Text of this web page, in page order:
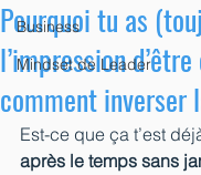
Business
Mindset de Leader
Pourquoi tu as
l’impression
comment inverser
Est-ce que ça t’est
après le temps sans